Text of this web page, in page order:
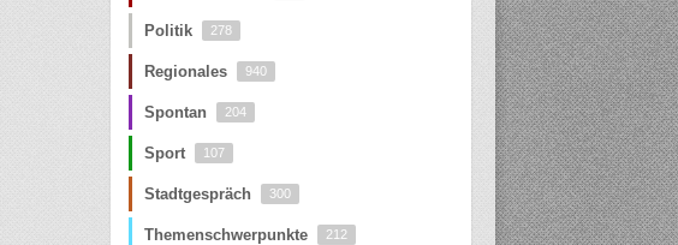
Politik 278
Regionales 940
Spontan 204
Sport 107
Stadtgespräch 300
Themenschwerpunkte 212